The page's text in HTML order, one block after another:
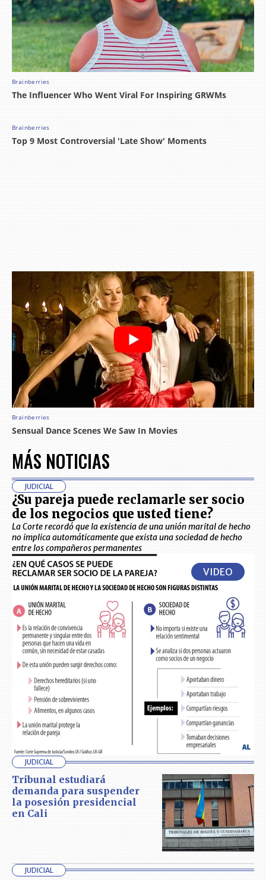
MÁS NOTICIAS
JUDICIAL
¿Su pareja puede reclamarle ser socio
de los negocios que usted tiene?
La Corte recordó que la existencia de una unión marital de hecho
no implica automáticamente que exista una sociedad de hecho
entre los compañeros permanentes
VIDEO
JUDICIAL
Tribunal estudiará
demanda para suspender
la posesión presidencial
en Cali
JUDICIAL